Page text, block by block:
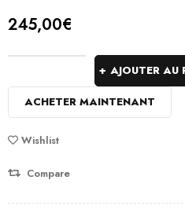
245,00€
AJOUTER AU
ACHETER MAINTENANT
Wishlist
Compare